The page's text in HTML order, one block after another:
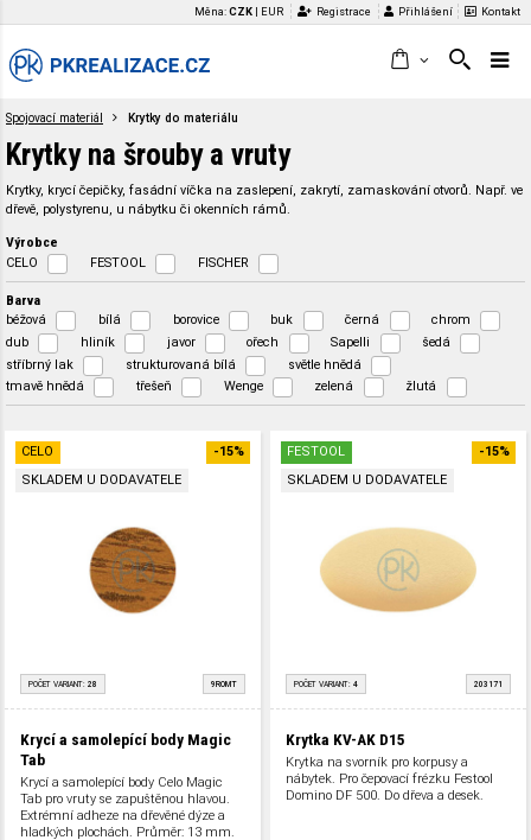
Měna:CZK EUR Registrace Přihlášení Kontakt
Spojovací materiál Krytky do materiálu
Krytky na šrouby a vruty
Krytky, krycí čepičky, fasádní víčka na zaslepení, zakrytí, zamaskování otvorů. Např. ve
dřevě, polystyrenu, u nábytku či okenních rámů.
Výrobce
CELO FESTOOL FISCHER
Barva
béžová bílá borovice buk černá
chrom
dub
hliník javor ořech Sapelli
šedá
stříbrný lak
strukturovaná bílá
světle hnědá
tmavě hnědá
třešeň Wenge zelená žlutá
CELO
SKLADEM U DODAVATELE
-15%
POČET VARIANT: 28 9ROMT
Krycí a samolepící body Magic
Tab
Krycí a samolepící body Celo Magic
Tab pro vruty se zapuštěnou hlavou.
Extrémní adheze na dřevěné dýze a
hladkých plochách. Průměr: 13 mm.
FESTOOL
SKLADEM U DODAVATELE
-15%
POČET VARIANT: 4 203171
Krytka KV-AK D15
Krytka na svorník pro korpusy a
nábytek. Pro čepovací frézku Festool
Domino DF 500. Do dřeva a desek.